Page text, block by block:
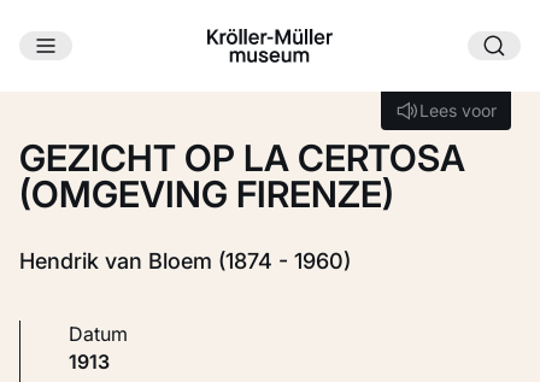
Ga naar hoofdinhoud
Lees voor
Lees voor
GEZICHT OP LA CERTOSA
(OMGEVING FIRENZE)
Hendrik van Bloem (1874 - 1960)
Datum
1913